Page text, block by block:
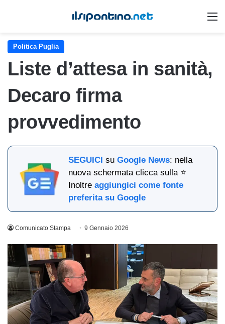
Politica Puglia
Liste d’attesa in sanità,
Decaro firma
provvedimento
SEGUICI suGoogle News: nella
nuova schermata clicca sulla ⭐
Inoltreaggiungici come fonte
preferita su Google
Comunicato Stampa 9 Gennaio 2026